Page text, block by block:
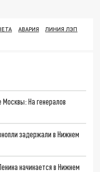
АВАРИЯ
ЛИНИЯ ЛЭП
На генералов
задержали в Нижнем
начинается в Нижнем